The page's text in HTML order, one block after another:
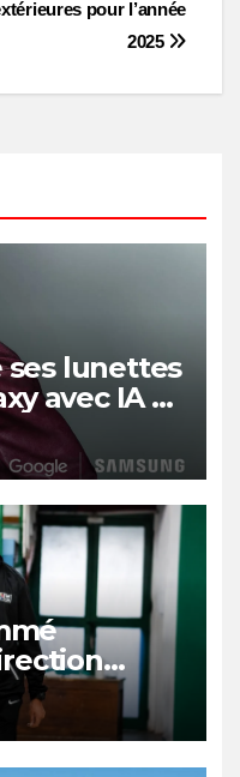
pour l’année
2025
ses lunettes
avec IA et